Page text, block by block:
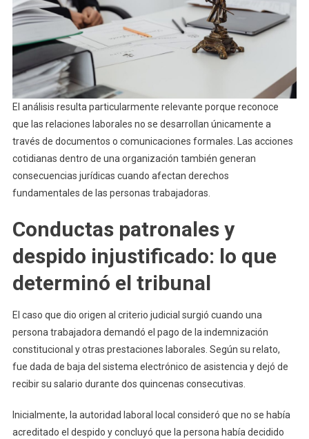
El análisis resulta particularmente relevante porque reconoce
que las relaciones laborales no se desarrollan únicamente a
través de documentos o comunicaciones formales. Las acciones
cotidianas dentro de una organización también generan
consecuencias jurídicas cuando afectan derechos
fundamentales de las personas trabajadoras.
Conductas patronales y
despido injustificado: lo que
determinó el tribunal
El caso que dio origen al criterio judicial surgió cuando una
persona trabajadora demandó el pago de la indemnización
constitucional y otras prestaciones laborales. Según su relato,
fue dada de baja del sistema electrónico de asistencia y dejó de
recibir su salario durante dos quincenas consecutivas.
Inicialmente, la autoridad laboral local consideró que no se había
acreditado el despido y concluyó que la persona había decidido